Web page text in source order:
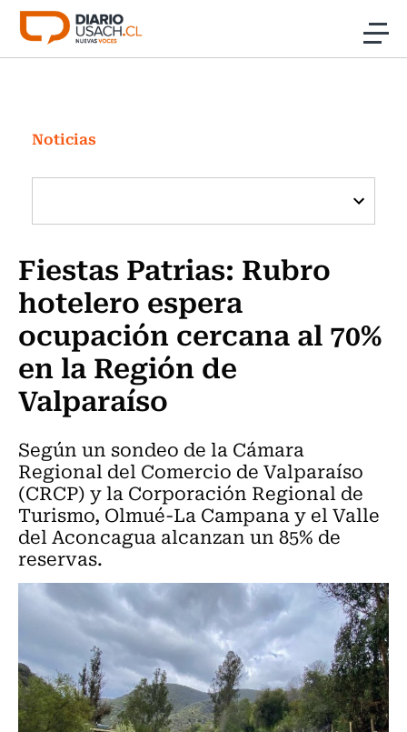
Click acá para ir directamente al contenido
Investigación
Cultura
Programas Radio y TV Usach
Noticias
Fiestas Patrias: Rubro
hotelero espera
ocupación cercana al 70%
en la Región de
Valparaíso
Según un sondeo de la Cámara
Regional del Comercio de Valparaíso
(CRCP) y la Corporación Regional de
Turismo, Olmué-La Campana y el Valle
del Aconcagua alcanzan un 85% de
reservas.